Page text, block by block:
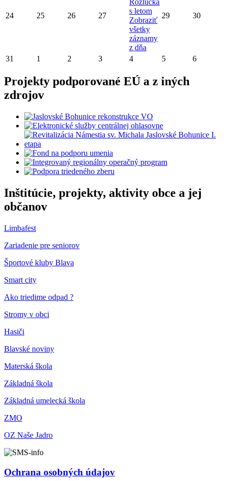
24 25 26 27
s letom
Zobraziť
všetky
záznamy
z dňa
29 30
31 1 2 3 4 5 6
Projekty podporované EÚ a z iných
zdrojov
Inštitúcie, projekty, aktivity obce a jej
občanov
Limbafest
Zariadenie pre seniorov
Športové kluby Blava
Smart city
Ako triedime odpad ?
Stromy v obci
Hasiči
Blavské noviny
Materská škola
Základná škola
Základná umelecká škola
ZMO
OZ Naše Jadro
Ochrana osobných údajov